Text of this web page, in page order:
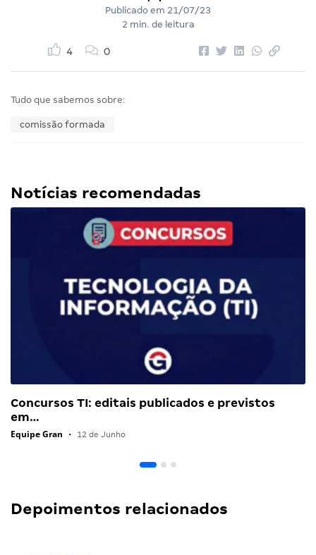
Publicado em 21/07/23
2 min. de leitura
4 0
Tudo que sabemos sobre:
comissão formada
Notícias recomendadas
Concursos TI: editais publicados e previstos
em…
Equipe Gran • 12 de Junho
Depoimentos relacionados